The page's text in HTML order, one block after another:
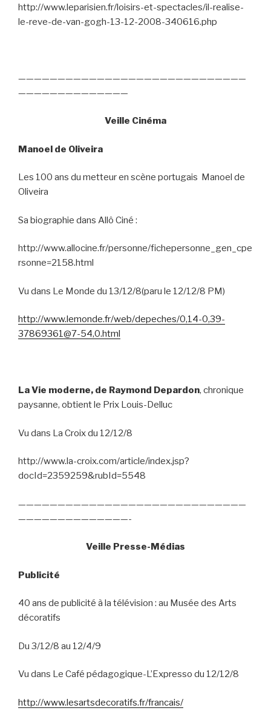
http://www.leparisien.fr/loisirs-et-spectacles/il-realise-
le-reve-de-van-gogh-13-12-2008-340616.php
—————————————————————————————
——————————————
Veille Cinéma
Manoel de Oliveira
Les 100 ans du metteur en scène portugais Manoel de
Oliveira
Sa biographie dans Allô Ciné :
http://www.allocine.fr/personne/fichepersonne_gen_cpe
rsonne=2158.html
Vu dans Le Monde du 13/12/8(paru le 12/12/8 PM)
http://www.lemonde.fr/web/depeches/0,14-0,39-
37869361@7-54,0.html
La Vie moderne, de Raymond Depardon, chronique
paysanne, obtient le Prix Louis-Delluc
Vu dans La Croix du 12/12/8
http://www.la-croix.com/article/index.jsp?
docId=2359259&rubId=5548
—————————————————————————————
——————————————-
Veille Presse-Médias
Publicité
40 ans de publicité à la télévision : au Musée des Arts
décoratifs
Du 3/12/8 au 12/4/9
Vu dans Le Café pédagogique-L’Expresso du 12/12/8
http://www.lesartsdecoratifs.fr/francais/